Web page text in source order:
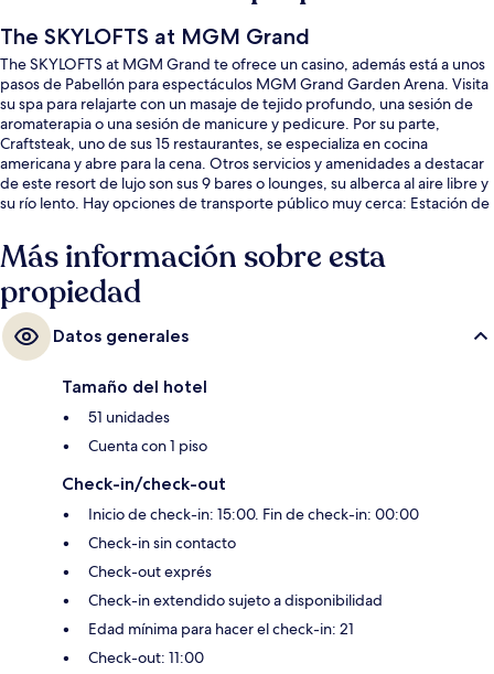
The SKYLOFTS at MGM Grand
The SKYLOFTS at MGM Grand te ofrece un casino, además está a unos
pasos de Pabellón para espectáculos MGM Grand Garden Arena. Visita
su spa para relajarte con un masaje de tejido profundo, una sesión de
aromaterapia o una sesión de manicure y pedicure. Por su parte,
Craftsteak, uno de sus 15 restaurantes, se especializa en cocina
americana y abre para la cena. Otros servicios y amenidades a destacar
de este resort de lujo son sus 9 bares o lounges, su alberca al aire libre y
su río lento. Hay opciones de transporte público muy cerca: Estación de
Más información sobre esta
propiedad
Datos generales
Tamaño del hotel
51 unidades
Cuenta con 1 piso
Check-in/check-out
Inicio de check-in: 15:00. Fin de check-in: 00:00
Check-in sin contacto
Check-out exprés
Check-in extendido sujeto a disponibilidad
Edad mínima para hacer el check-in: 21
Check-out: 11:00